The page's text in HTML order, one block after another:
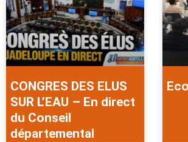
CONGRES DES ELUS
SUR L’EAU – En direct
du Conseil
départemental